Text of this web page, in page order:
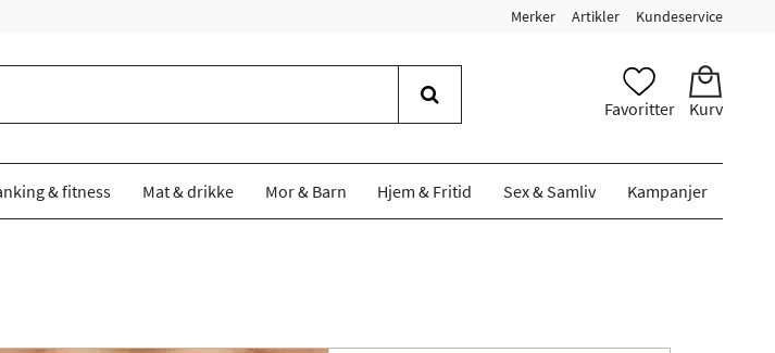
Merker Artikler Kundeservice
Favoritter Kurv
& fitness Mat & drikke Mor & Barn Hjem & Fritid Sex & Samliv Kampanjer